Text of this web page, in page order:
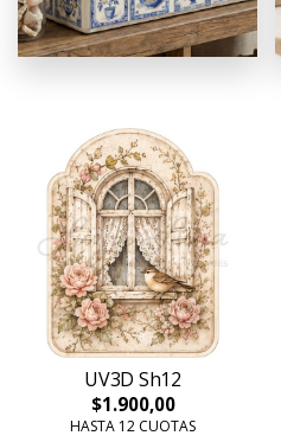
UV3D Sh12
$1.900,00
HASTA 12 CUOTAS